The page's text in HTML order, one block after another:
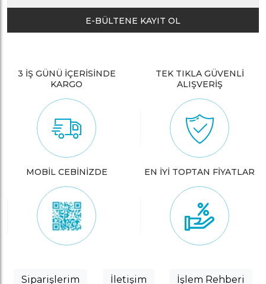
E-BÜLTENE KAYIT OL
3 İŞ GÜNÜ İÇERİSİNDE
KARGO
TEK TIKLA GÜVENLİ
ALIŞVERİŞ
MOBİL CEBİNİZDE EN İYİ TOPTAN FİYATLAR
Siparişlerim İletişim İşlem Rehberi